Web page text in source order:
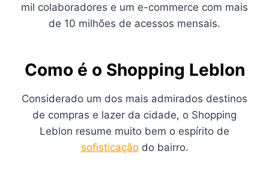
mil colaboradores e um e-commerce com mais
de 10 milhões de acessos mensais.
Como é o Shopping Leblon
Considerado um dos mais admirados destinos
de compras e lazer da cidade, o Shopping
Leblon resume muito bem o espírito de
sofisticaçãodo bairro.